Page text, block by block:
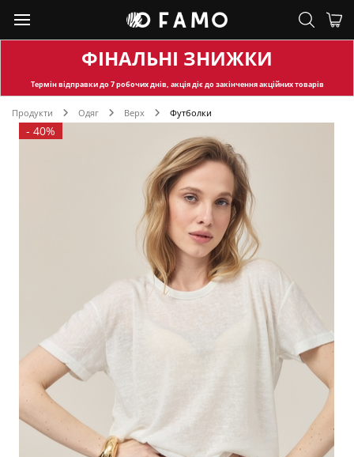
ФІНАЛЬНІ ЗНИЖКИ
Термін відправкидо 7 робочих днів, акція діє до закінчення акційних товарів
Продукти Одяг Верх Футболки
- 40%